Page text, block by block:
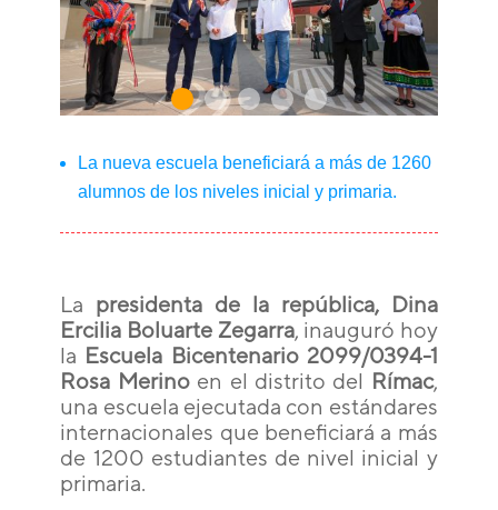
La nueva escuela beneficiará a más de 1260
alumnos de los niveles inicial y primaria.
La presidenta de la república, Dina
Ercilia Boluarte Zegarra, inauguró hoy
la Escuela Bicentenario 2099/0394-1
Rosa Merinoen el distrito del Rímac,
una escuela ejecutada con estándares
internacionales que beneficiará a más
de 1200 estudiantes de nivel inicial y
primaria.